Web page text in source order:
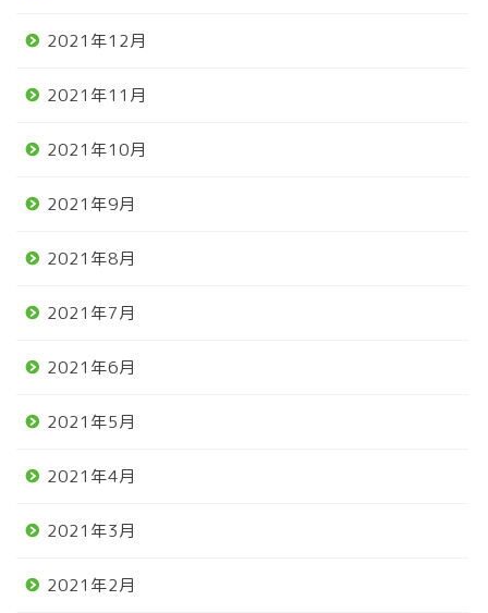
2021年12月
2021年11月
2021年10月
2021年9月
2021年8月
2021年7月
2021年6月
2021年5月
2021年4月
2021年3月
2021年2月